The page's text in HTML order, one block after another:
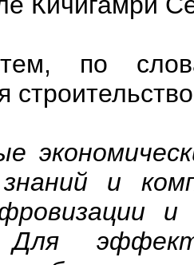
по
знаний и
Для